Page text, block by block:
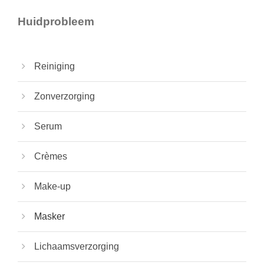
Huidprobleem
Reiniging
Zonverzorging
Serum
Crèmes
Make-up
Masker
Lichaamsverzorging